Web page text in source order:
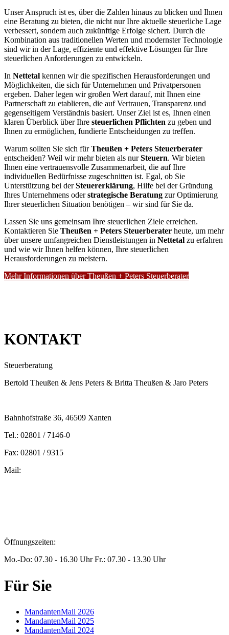
Unser Anspruch ist es, über die Zahlen hinaus zu blicken und Ihnen
eine Beratung zu bieten, die nicht nur Ihre aktuelle steuerliche Lage
verbessert, sondern auch zukünftige Erfolge sichert. Durch die
Kombination aus traditionellen Werten und modernster Technologie
sind wir in der Lage, effiziente und effektive Lösungen für Ihre
steuerlichen Anforderungen zu entwickeln.
In Nettetal kennen wir die spezifischen Herausforderungen und
Möglichkeiten, die sich für Unternehmen und Privatpersonen
ergeben. Daher legen wir großen Wert darauf, mit Ihnen eine
Partnerschaft zu etablieren, die auf Vertrauen, Transparenz und
gegenseitigem Verständnis basiert. Unser Ziel ist es, Ihnen einen
klaren Überblick über Ihre steuerlichen Pflichten zu geben und
Ihnen zu ermöglichen, fundierte Entscheidungen zu treffen.
Warum sollten Sie sich fürTheußen + Peters Steuerberater
entscheiden? Weil wir mehr bieten als nurSteuern. Wir bieten
Ihnen eine vertrauensvolle Zusammenarbeit, die auf Ihre
individuellen Bedürfnisse zugeschnitten ist. Egal, ob Sie
Unterstützung bei derSteuererklärung, Hilfe bei der Gründung
Ihres Unternehmens oderstrategische Beratung zur Optimierung
Ihrer steuerlichen Situation benötigen – wir sind für Sie da.
Lassen Sie uns gemeinsam Ihre steuerlichen Ziele erreichen.
Kontaktieren Sie Theußen + Peters Steuerberater heute, um mehr
über unsere umfangreichen Dienstleistungen in Nettetal zu erfahren
und wie wir Ihnen helfen können, Ihre steuerlichen
Herausforderungen zu meistern.
Mehr Informationen über Theußen + Peters Steuerberater
KONTAKT
Steuerberatung
Bertold Theußen & Jens Peters & Britta Theußen & Jaro Peters
Bahnhofstraße 36, 46509 Xanten
Tel.: 02801 / 7146-0
Fax: 02801 / 9315
Mail:
Öffnungszeiten:
Mo.-Do: 07.30 - 16.30 Uhr Fr.: 07.30 - 13.30 Uhr
Für Sie
MandantenMail 2026
MandantenMail 2025
MandantenMail 2024